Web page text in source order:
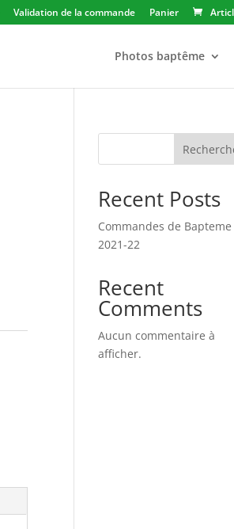
Validation de la commande Panier
Photos baptême
Recent Posts
Commandes de Bapteme
2021-22
Recent
Comments
Aucun commentaire à
afficher.